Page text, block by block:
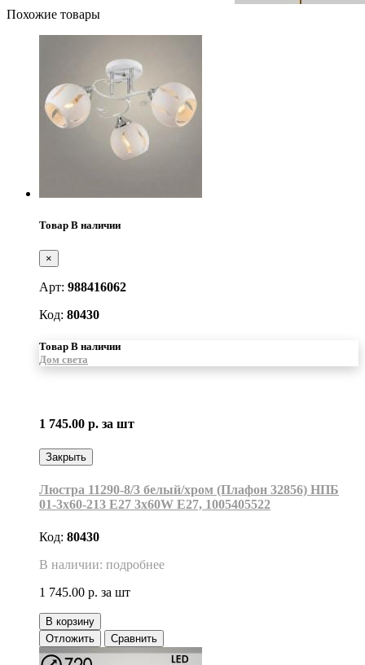
Похожие товары
Товар В наличии
×
Арт: 988416062
Код: 80430
Товар В наличии
Дом света
1 745.00 р. за шт
Закрыть
Люстра 11290-8/3 белый/хром (Плафон 32856) НПБ
01-3х60-213 Е27 3x60W Е27, 1005405522
Код: 80430
В наличии: подробнее
1 745.00 р. за шт
В корзину
Отложить
Сравнить